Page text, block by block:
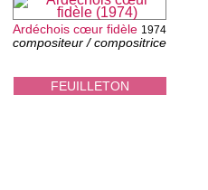
FEUILLETON
Ardéchois cœur fidèle 1974
compositeur / compositrice